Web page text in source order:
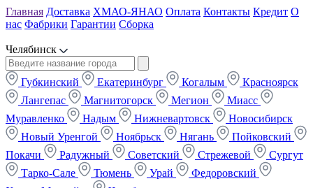
Главная Доставка ХМАО-ЯНАО Оплата Контакты Кредит О
нас Фабрики Гарантии Сборка
Челябинск
Губкинский Екатеринбург Когалым
Красноярск
Лангепас
Магнитогорск Мегион
Миасс
Муравленко
Надым Нижневартовск
Новосибирск
Новый Уренгой
Ноябрьск Нягань
Пойковский
Покачи
Радужный Советский Стрежевой
Сургут
Тарко-Сале
Тюмень Урай
Федоровский